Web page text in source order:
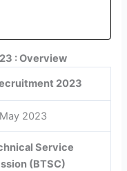
: Overview
2023
2023
Service
(BTSC)